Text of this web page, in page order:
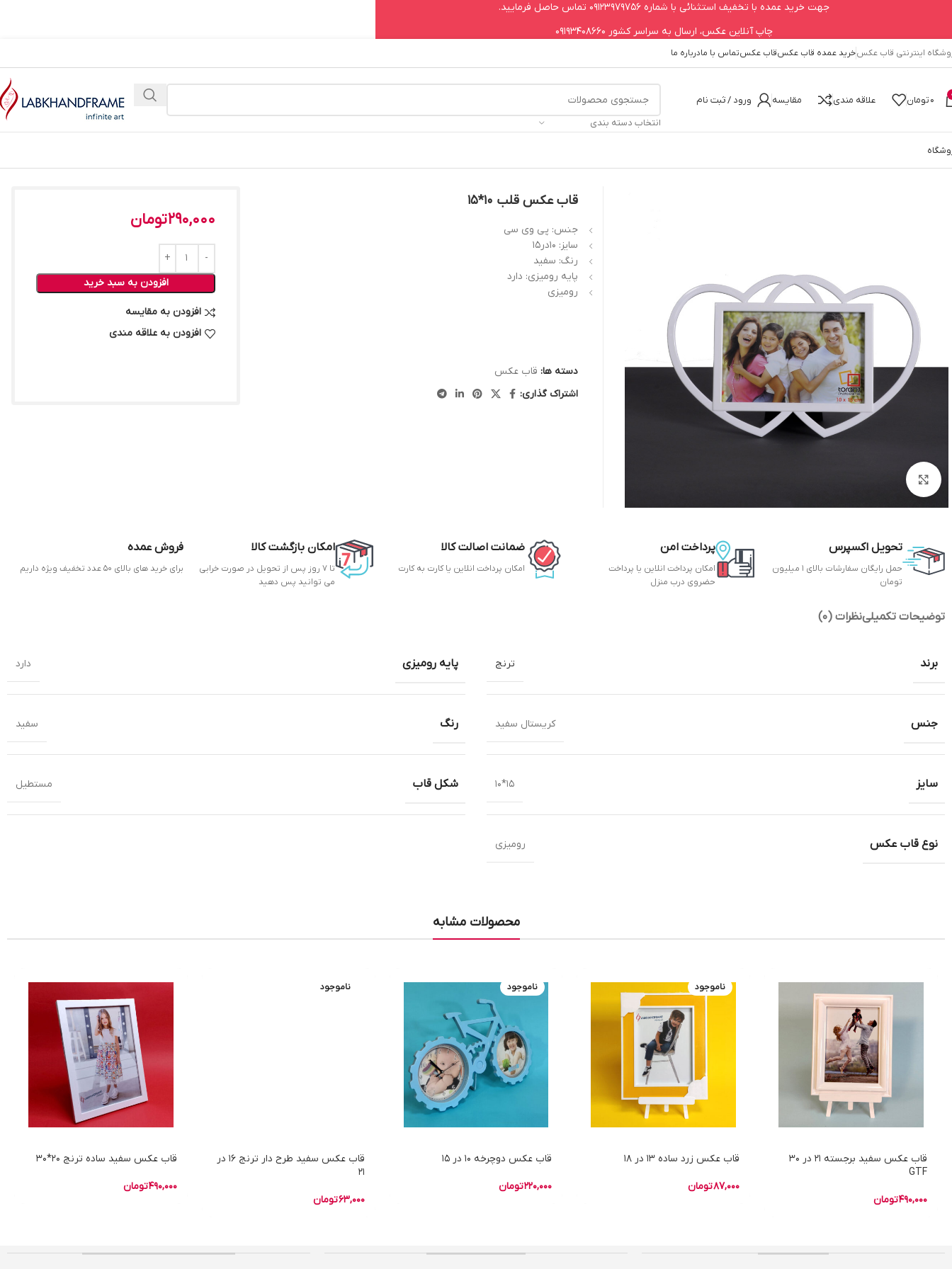
اینترنتی قاب عکسخرید عمده قاب عکسقاب عکستماس با مادرباره ما
0تومان علاقه مندی مقایسه
ورود / ثبت نام
انتخاب دسته بندی
قاب عکس قلب 10*15
جنس: پی وی سی
سایز: 10در15
رنگ: سفید
پایه رومیزی: دارد
رومیزی
دسته ها: قاب عکس
اشتراک گذاری:
290,000تومان
افزودن به سبد خرید
افزودن به مقایسه
افزودن به علاقه مندی
تحویل اکسپرس
حمل رایگان سفارشات بالای 1 میلیون
تومان
پرداخت امن
امکان پرداخت انلاین یا پرداخت
حضروی درب منزل
ضمانت اصالت کالا
امکان پرداخت انلاین یا کارت به کارت
امکان بازگشت کالا
تا 7 روز پس از تحویل در صورت خرابی
می توانید پس دهید
فروش عمده
برای خرید های بالای 50 عدد تخفیف ویژه داریم
توضیحات تکمیلینظرات (0)
برند ترنج پایه رومیزی دارد
جنس کریستال سفید رنگ سفید
سایز 15*10 شکل قاب مستطیل
نوع قاب عکس رومیزی
محصولات مشابه
قاب عکس سفید برجسته 21 در 30
GTF
490,000تومان
ناموجود
قاب عکس زرد ساده 13 در 18
87,000تومان
ناموجود
قاب عکس دوچرخه 10 در 15
220,000تومان
ناموجود
قاب عکس سفید طرح دار ترنج 16 در
21
63,000تومان
قاب عکس سفید ساده ترنج 20*30
490,000تومان
جهت خرید عمده با تخفیف استثنائی با شماره 09123979756 تماس حاصل فرمایید.
چاپ آنلاین عکس، ارسال به سراسر کشور 09193408660